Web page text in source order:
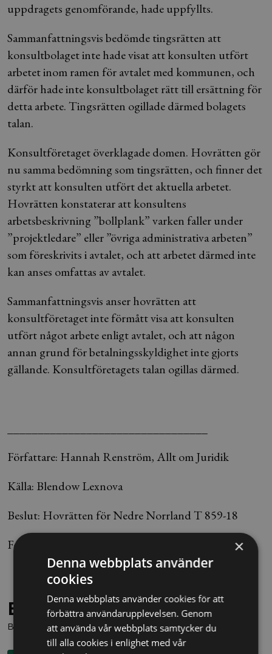
uppdragets genomförande, hade uppfyllts.
Sammanfattningsvis bedömde tingsrätten att
konsultbolaget inte hade visat att konsulten utfört
arbetet inom ramen för avtalet med kommunen, och
därför hade inte konsultbolaget rätt till ersättning för
detta arbete. Tingsrätten ogillade därmed bolagets
talan.
Konsultföretaget överklagade domen. Hovrätten gör
nu samma bedömning som tingsrätten, och finner det
styrkt att konsulten utfört det aktuella arbetet.
Hovrätten konstaterar att konsultens
arbetsbeskrivning ”bollplank” varken faller under
”projektledare” eller ”övriga administrativa arbeten”
som föreskrivits i avtalet, och att arbetet därmed inte
kan anses omfattas av avtalet.
Sammanfattningsvis anser hovrätten att
konsultföretaget inte förmått visa att konsulten
utfört något arbete enligt avtalet, och att någon
annan grund för betalningsskyldighet inte gjorts
gällande. Konsultföretagets talan ogillas därmed.
Författare: Hannah Renström, Allt om Juridik
Källa: Blendow Lexnova
Beslut: Hovrätten för Nedre Norrland T 859-18
Foto: Jessica Gow / SCANPIX
Behöver du juridisk hjälp?
Boka en kostnadsfri konsultation direkt via knappen nedan.
×
Denna webbplats använder
cookies
Denna webbplats använder cookies för att
förbättra användarupplevelsen. Genom
att använda vår webbplats samtycker du
till alla cookies i enlighet med vår